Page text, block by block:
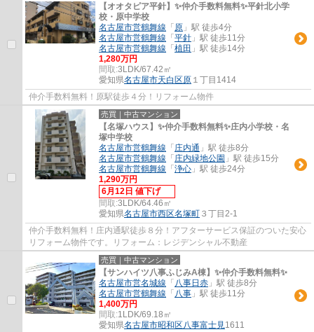
【オオタピア平針】✨️仲介手数料無料✨️平針北小学
校・原中学校
名古屋市営鶴舞線 「 原 」駅 徒歩4分
名古屋市営鶴舞線 「 平針 」駅 徒歩11分
名古屋市営鶴舞線 「 植田 」駅 徒歩14分
1,280万円
間取:3LDK/67.42㎡
愛知県名古屋市天白区原 １丁目1414
仲介手数料無料！原駅徒歩４分！リフォーム物件
売買｜中古マンション
【名塚ハウス】✨️仲介手数料無料✨️庄内小学校・名
塚中学校
名古屋市営鶴舞線 「 庄内通 」駅 徒歩8分
名古屋市営鶴舞線 「 庄内緑地公園 」駅 徒歩15分
名古屋市営鶴舞線 「 浄心 」駅 徒歩24分
1,290万円
6月12日 値下げ
間取:3LDK/64.46㎡
愛知県名古屋市西区名塚町 ３丁目2-1
仲介手数料無料！庄内通駅徒歩８分！アフターサービス保証のついた安心
リフォーム物件です。リフォーム：レジデンシャル不動産
売買｜中古マンション
【サンハイツ八事ふじみA棟】✨️仲介手数料無料✨️
名古屋市営名城線 「 八事日赤 」駅 徒歩8分
名古屋市営鶴舞線 「 八事 」駅 徒歩11分
1,400万円
間取:1LDK/69.18㎡
愛知県名古屋市昭和区八事富士見1611